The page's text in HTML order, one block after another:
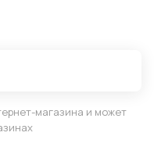
магазина и может